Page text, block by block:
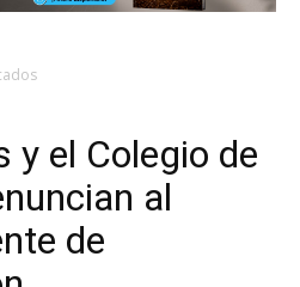
y el Colegio de
al
de